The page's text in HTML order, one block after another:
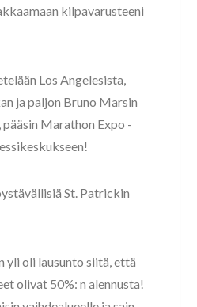
kilpavarusteeni
Los Angelesista,
ja paljon Bruno Marsin
pääsin Marathon Expo -
St. Patrickin
yli oli lausunto siitä, että
olivat 50%: n alennusta!